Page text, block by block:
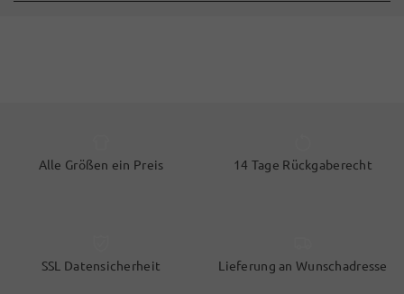
Alle Größen ein Preis 14 Tage Rückgaberecht
SSL Datensicherheit Lieferung an Wunschadresse